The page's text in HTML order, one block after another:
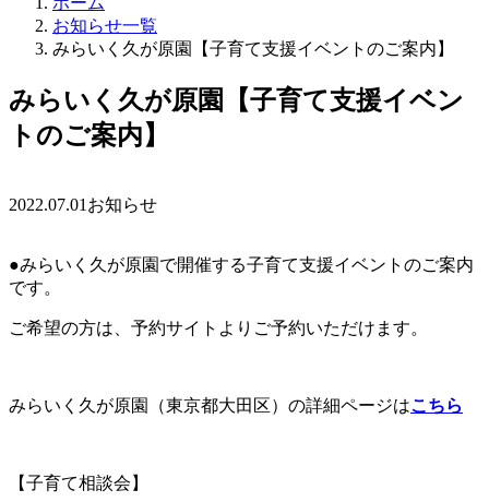
お知らせ一覧
みらいく久が原園【子育て支援イベントのご案内】
みらいく久が原園【子育て支援イベン
トのご案内】
2022.07.01 お知らせ
●みらいく久が原園で開催する子育て支援イベントのご案内
です。
ご希望の方は、予約サイトよりご予約いただけます。
みらいく久が原園（東京都大田区）の詳細ページはこちら
【子育て相談会】